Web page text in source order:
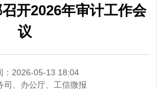
开2026年审计工作会
议
：2026-05-13 18:04
司、办公厅、工信微报